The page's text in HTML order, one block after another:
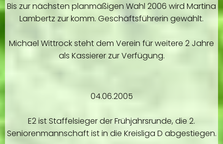
Bis zur nächsten planmäßigen Wahl 2006 wird Martina
Lambertz zur komm. Geschäftsführerin gewählt.
Michael Wittrock steht dem Verein für weitere 2 Jahre
als Kassierer zur Verfügung.
04.06.2005
E2 ist Staffelsieger der Frühjahrsrunde, die 2.
Seniorenmannschaft ist in die Kreisliga D abgestiegen.